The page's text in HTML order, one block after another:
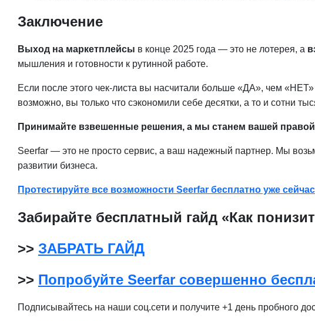
Заключение
Выход на маркетплейсы в конце 2025 года — это не лотерея, а
мышления и готовности к рутинной работе.
Если после этого чек-листа вы насчитали больше «ДА», чем
возможно, вы только что сэкономили себе десятки, а то и сотни
Принимайте взвешенные решения, а мы станем вашей правой
Seerfar — это не просто сервис, а ваш надежный партнер. Мы
развитии бизнеса.
Протестируйте все возможности Seerfar бесплатно уже
Забирайте бесплатный гайд «Как
>> ЗАБРАТЬ ГАЙД
>> Попробуйте Seerfar совершенно
Подписывайтесь на наши соц.сети и получите +1 день пробного